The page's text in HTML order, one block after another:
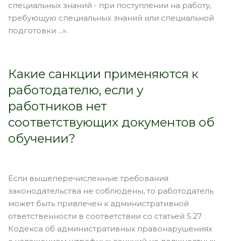
специальных знаний - при поступлении на работу,
требующую специальных знаний или специальной
подготовки ...».
Какие санкции применяются к
работодателю, если у
работников нет
соответствующих документов об
обучении?
Если вышеперечисленные требования
законодательства не соблюдены, то работодатель
может быть привлечен к административной
ответственности в соответствии со статьей 5.27
Кодекса об административных правонарушениях